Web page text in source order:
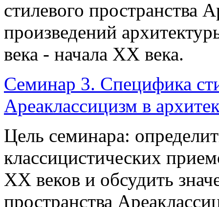
стилевого пространства
произведений
века - начала ХХ века.
Семинар 3. Специфика
Ареаклассицизм в
Цель семинара:
классицистических
XX веков и обсудить
пространства